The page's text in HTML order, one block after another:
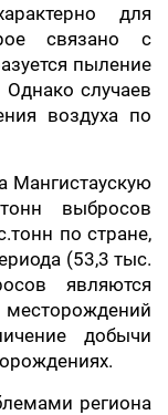
для
связано с
пыление
случаев
воздуха по
Мангистаускую
выбросов
по стране,
(53,3 тыс.
являются
добычи
региона